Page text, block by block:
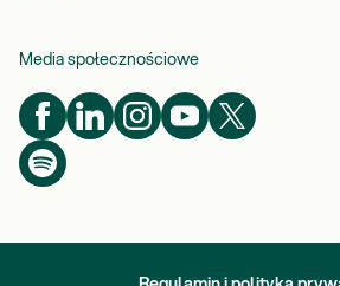
Media społecznościowe